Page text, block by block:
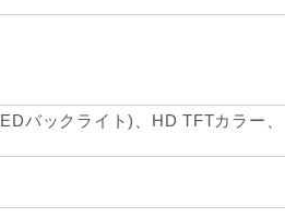
バックライト)、HD TFTカラー、